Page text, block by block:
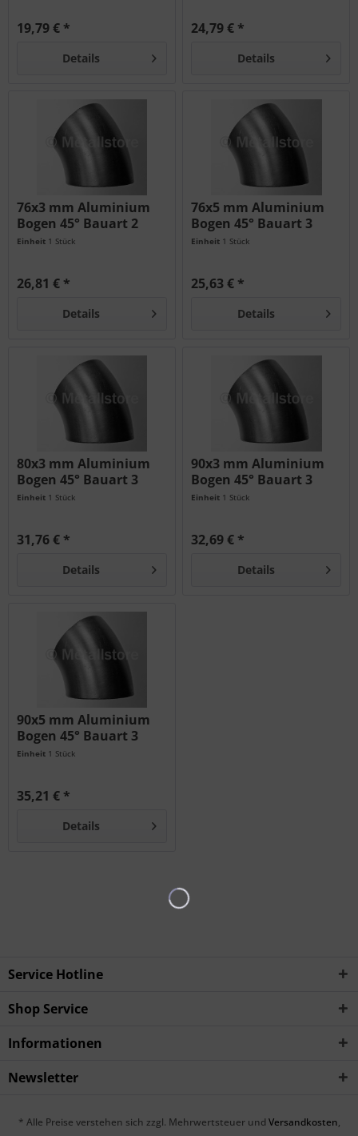
19,79 € *
Details
24,79 € *
Details
76x3 mm Aluminium
Bogen 45° Bauart 2
AlMgSi
Einheit 1 Stück
26,81 € *
Details
76x5 mm Aluminium
Bogen 45° Bauart 3
AlMgSi
Einheit 1 Stück
25,63 € *
Details
80x3 mm Aluminium
Bogen 45° Bauart 3
AlMgSi
Einheit 1 Stück
31,76 € *
Details
90x3 mm Aluminium
Bogen 45° Bauart 3
AlMgSi
Einheit 1 Stück
32,69 € *
Details
90x5 mm Aluminium
Bogen 45° Bauart 3
AlMgSi
Einheit 1 Stück
35,21 € *
Details
Service Hotline
Shop Service
Informationen
Newsletter
* Alle Preise verstehen sich zzgl. Mehrwertsteuer und Versandkosten,